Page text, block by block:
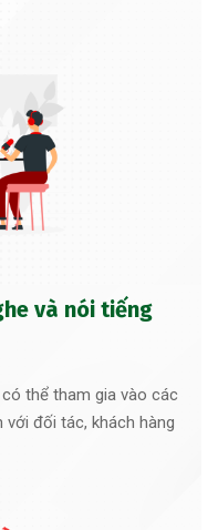
và nói tiếng
thể tham gia vào các
đối tác, khách hàng